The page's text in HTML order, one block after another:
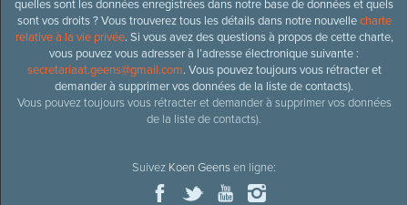
quelles sont les données enregistrées dans notre base de données et quels
sont vos droits ? Vous trouverez tous les détails dans notre nouvellecharte
relative à la vie privée. Si vous avez des questions à propos de cette charte,
vous pouvez vous adresser à l’adresse électronique suivante :
secretariaat.geens@gmail.com. Vous pouvez toujours vous rétracter et
demander à supprimer vos données de la liste de contacts).
Vous pouvez toujours vous rétracter et demander à supprimer vos données
de la liste de contacts).
Suivez Koen Geensen ligne: